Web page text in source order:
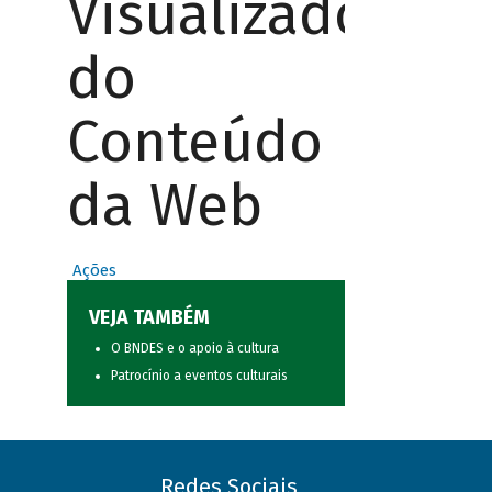
Visualizador
do
Conteúdo
da Web
Ações
VEJA TAMBÉM
O BNDES e o apoio à cultura
Patrocínio a eventos culturais
Redes Sociais